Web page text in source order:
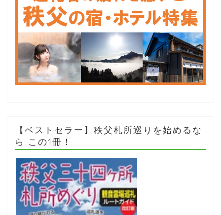
【ベストセラー】秩父札所巡りを始めるな
ら この1冊！